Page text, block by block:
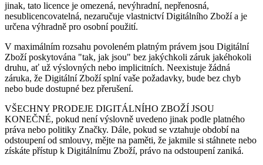
jinak, tato licence je omezená, nevýhradní, nepřenosná,
nesublicencovatelná, nezaručuje vlastnictví Digitálního Zboží a je
určena výhradně pro osobní použití.
V maximálním rozsahu povoleném platným právem jsou Digitální
Zboží poskytována "tak, jak jsou" bez jakýchkoli záruk jakéhokoli
druhu, ať už výslovných nebo implicitních. Neexistuje žádná
záruka, že Digitální Zboží splní vaše požadavky, bude bez chyb
nebo bude dostupné bez přerušení.
VŠECHNY PRODEJE DIGITÁLNÍHO ZBOŽÍ JSOU
KONEČNÉ, pokud není výslovně uvedeno jinak podle platného
práva nebo politiky Značky. Dále, pokud se vztahuje období na
odstoupení od smlouvy, mějte na paměti, že jakmile si stáhnete nebo
získáte přístup k Digitálnímu Zboží, právo na odstoupení zaniká.